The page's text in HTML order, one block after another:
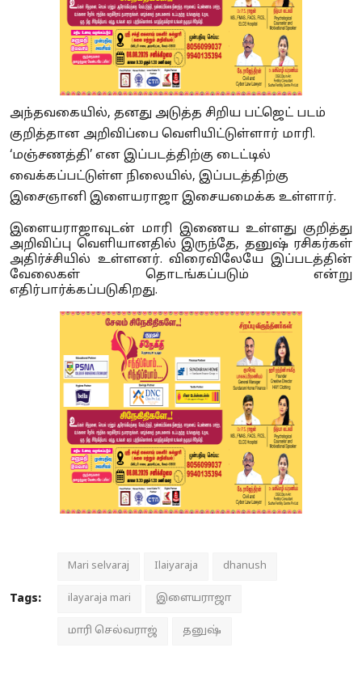
அந்தவகையில், தனது அடுத்த சிறிய பட்ஜெட் படம்
குறித்தான அறிவிப்பை வெளியிட்டுள்ளார் மாரி.
‘மஞ்சணத்தி’ என இப்படத்திற்கு டைட்டில்
வைக்கப்பட்டுள்ள நிலையில், இப்படத்திற்கு
இசைஞானி இளையராஜா இசையமைக்க உள்ளார்.
இளையராஜாவுடன் மாரி இணைய உள்ளது குறித்து
அறிவிப்பு வெளியானதில் இருந்தே, தனுஷ் ரசிகர்கள்
அதிர்ச்சியில் உள்ளனர். விரைவிலேயே இப்படத்தின்
வேலைகள் தொடங்கப்படும் என்று
எதிர்பார்க்கப்படுகிறது.
Tags:
Mari selvaraj Ilaiyaraja dhanush
ilayaraja mari இளையராஜா
மாரி செல்வராஜ் தனுஷ்